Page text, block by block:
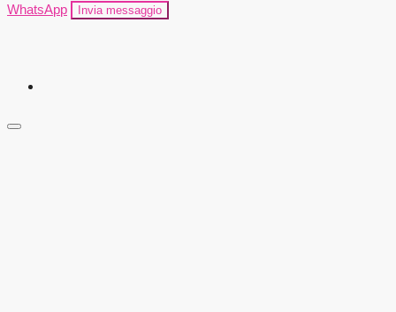
WhatsApp Invia messaggio